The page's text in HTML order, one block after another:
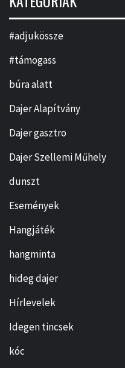
#adjukössze
#támogass
búra alatt
Dajer Alapítvány
Dajer gasztro
Dajer Szellemi Műhely
dunszt
Események
Hangjáték
hangminta
hideg dajer
Hírlevelek
Idegen tincsek
kóc